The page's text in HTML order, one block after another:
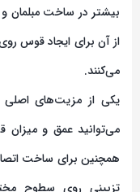
بیشتر در ساخت مبلمان و
از آن برای ایجاد قوس
می‌کنند.
یکی از مزیت‌های اصلی
می‌توانید عمق و میزان
همچنین برای ساخت
تزیینی روی سطوح